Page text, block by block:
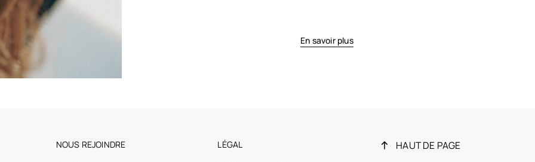
En savoir plus
NOUS REJOINDRE LÉGAL HAUT DE PAGE